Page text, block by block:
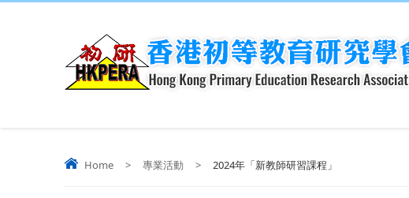
Home > 專業活動 > 2024年「新教師研習課程」